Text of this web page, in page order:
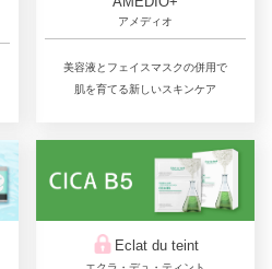
アメディオ
美容液とフェイスマスクの併用で
肌を育てる新しいスキンケア
Eclat du teint